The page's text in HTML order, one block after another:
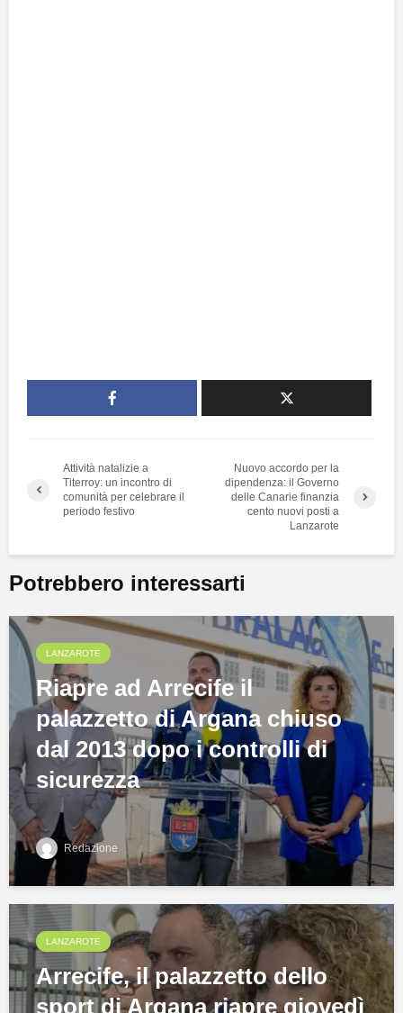
Attività natalizie a
Titerroy: un incontro di
comunità per celebrare il
periodo festivo
Nuovo accordo per la
dipendenza: il Governo
delle Canarie finanzia
cento nuovi posti a
Lanzarote
Potrebbero interessarti
LANZAROTE
Riapre ad Arrecife il
palazzetto di Argana chiuso
dal 2013 dopo i controlli di
sicurezza
Redazione
LANZAROTE
Arrecife, il palazzetto dello
sport di Argana riapre giovedì